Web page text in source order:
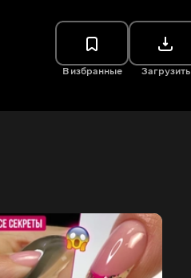
В избранные Загрузить